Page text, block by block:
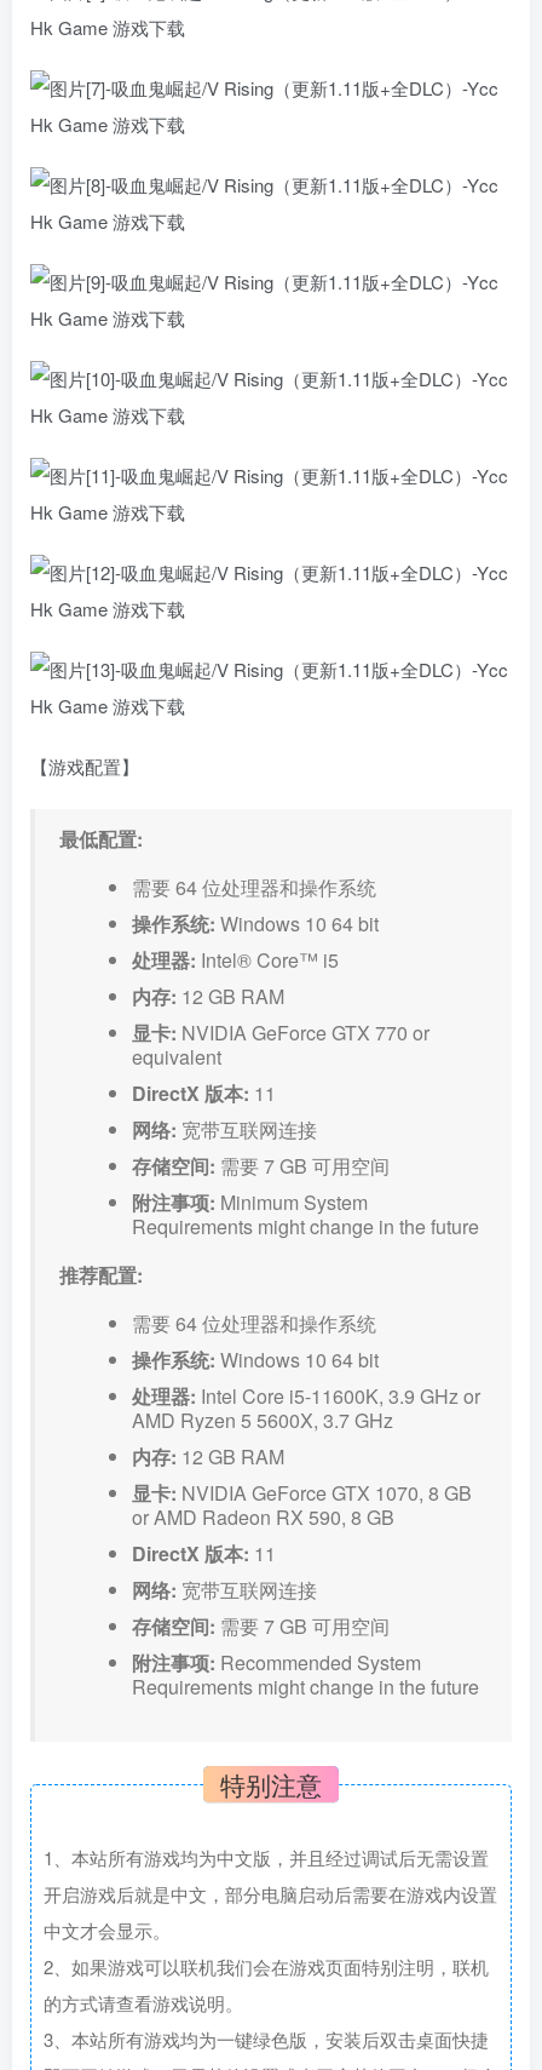
【游戏配置】
最低配置:
需要 64 位处理器和操作系统
操作系统: Windows 10 64 bit
处理器: Intel® Core™ i5
内存: 12 GB RAM
显卡: NVIDIA GeForce GTX 770 or
equivalent
DirectX 版本: 11
网络: 宽带互联网连接
存储空间: 需要 7 GB 可用空间
附注事项: Minimum System
Requirements might change in the future
推荐配置:
需要 64 位处理器和操作系统
操作系统: Windows 10 64 bit
处理器: Intel Core i5-11600K, 3.9 GHz or
AMD Ryzen 5 5600X, 3.7 GHz
内存: 12 GB RAM
显卡: NVIDIA GeForce GTX 1070, 8 GB
or AMD Radeon RX 590, 8 GB
DirectX 版本: 11
网络: 宽带互联网连接
存储空间: 需要 7 GB 可用空间
附注事项: Recommended System
Requirements might change in the future
特别注意
1、本站所有游戏均为中文版，并且经过调试后无需设置
开启游戏后就是中文，部分电脑启动后需要在游戏内设置
中文才会显示。
2、如果游戏可以联机我们会在游戏页面特别注明，联机
的方式请查看游戏说明。
3、本站所有游戏均为一键绿色版，安装后双击桌面快捷